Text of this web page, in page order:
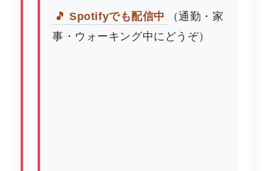
🎵 Spotifyでも配信中
（通勤・家
事・ウォーキング中にどうぞ）